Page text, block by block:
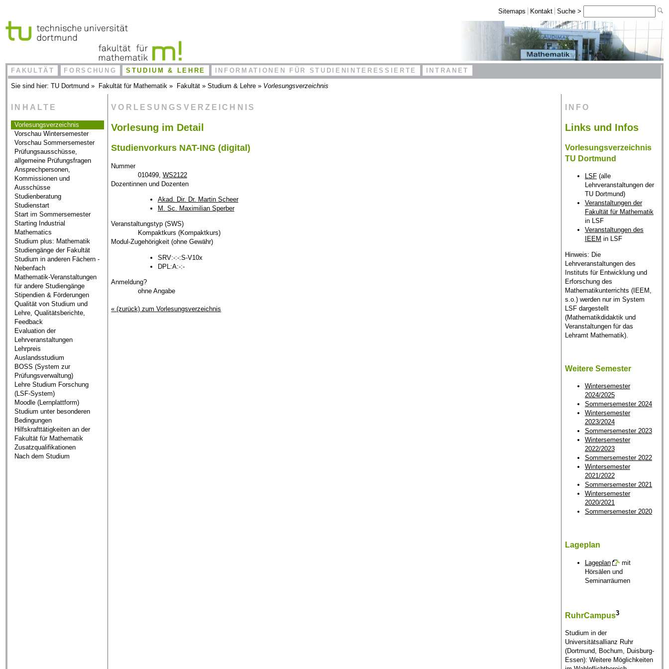
Sitemaps Kontakt Suche >
FAKULTÄT FORSCHUNG STUDIUM & LEHRE INFORMATIONEN FÜR STUDIENINTERESSIERTE INTRANET
Sie sind hier:TU Dortmund » Fakultät für Mathematik » Fakultät »Studium & Lehre » Vorlesungsverzeichnis
INHALTE
Vorlesungsverzeichnis
Vorschau Wintersemester
Vorschau Sommersemester
Prüfungsausschüsse,
allgemeine Prüfungsfragen
Ansprechpersonen,
Kommissionen und
Ausschüsse
Studienberatung
Studienstart
Start im Sommersemester
Starting Industrial
Mathematics
Studium plus: Mathematik
Studiengänge der Fakultät
Studium in anderen Fächern -
Nebenfach
Mathematik-Veranstaltungen
für andere Studiengänge
Stipendien & Förderungen
Qualität von Studium und
Lehre, Qualitätsberichte,
Feedback
Evaluation der
Lehrveranstaltungen
Lehrpreis
Auslandsstudium
BOSS (System zur
Prüfungsverwaltung)
Lehre Studium Forschung
(LSF-System)
Moodle (Lernplattform)
Studium unter besonderen
Bedingungen
Hilfskrafttätigkeiten an der
Fakultät für Mathematik
Zusatzqualifikationen
Nach dem Studium
VORLESUNGSVERZEICHNIS
Vorlesung im Detail
Studienvorkurs NAT-ING (digital)
Nummer
010499, WS2122
Dozentinnen und Dozenten
Akad. Dir. Dr. Martin Scheer
M. Sc. Maximilian Sperber
Veranstaltungstyp (SWS)
Kompaktkurs (Kompaktkurs)
Modul-Zugehörigkeit (ohne Gewähr)
SRV:-:-:S-V10x
DPL:A:-:-
Anmeldung?
ohne Angabe
« (zurück) zum Vorlesungsverzeichnis
INFO
Links und Infos
Vorlesungsverzeichnis
TU Dortmund
LSF(alle
Lehrveranstaltungen der
TU Dortmund)
Veranstaltungen der
Fakultät für Mathematik
in LSF
Veranstaltungen des
IEEM in LSF
Hinweis: Die
Lehrveranstaltungen des
Instituts für Entwicklung und
Erforschung des
Mathematikunterrichts (IEEM,
s.o.) werden nur im System
LSF dargestellt
(Mathematikdidaktik und
Veranstaltungen für das
Lehramt Mathematik).
Weitere Semester
Wintersemester
2024/2025
Sommersemester 2024
Wintersemester
2023/2024
Sommersemester 2023
Wintersemester
2022/2023
Sommersemester 2022
Wintersemester
2021/2022
Sommersemester 2021
Wintersemester
2020/2021
Sommersemester 2020
Lageplan
Lageplan
mit
Hörsälen und
Seminarräumen
RuhrCampus3
Studium in der
Universitätsallianz Ruhr
(Dortmund, Bochum, Duisburg-
Essen): Weitere Möglichkeiten